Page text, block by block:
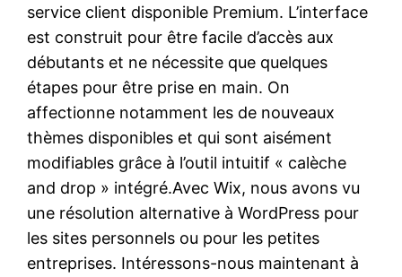
service client disponible Premium. L’interface
est construit pour être facile d’accès aux
débutants et ne nécessite que quelques
étapes pour être prise en main. On
affectionne notamment les de nouveaux
thèmes disponibles et qui sont aisément
modifiables grâce à l’outil intuitif « calèche
and drop » intégré.Avec Wix, nous avons vu
une résolution alternative à WordPress pour
les sites personnels ou pour les petites
entreprises. Intéressons-nous maintenant à